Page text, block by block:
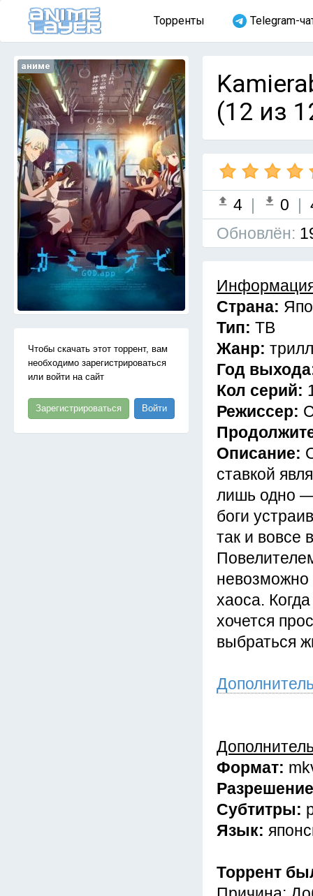
Торренты Telegram-
аниме
Чтобы скачать этот торрент, вам
необходимо зарегистрироваться
или войти на сайт
Зарегистрироваться Войти
(12 из
4 | 0 |
Обновлён:
Страна:
Тип: ТВ
Жанр:
Год
Кол серий:
Режиссер:
Описание:
ставкой
лишь одно
боги
так и вовсе
невозможно
хаоса.
хочется
выбраться
Формат:
Субтитры:
Язык:
Торрент